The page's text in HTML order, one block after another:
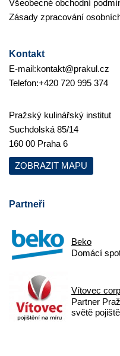
Všeobecné obchodní
Zásady zpracování
Kontakt
E-mail:kontakt@prakul.cz
Telefon:+420 720 995 374
Pražský kulinářský institut
Suchdolská 85/14
160 00 Praha 6
ZOBRAZIT MAPU
Partneři
Beko
Domácí
Vítovec
Partner
světě